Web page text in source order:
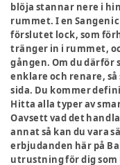
blöja stannar nere i
rummet. I en
förslutet lock, som
tränger in i rummet,
gången. Om du därför
enklare och renare, så
sida. Du kommer
Hitta alla typer av
Oavsett vad det
annat så kan du vara
erbjudanden här på
utrustning för dig som